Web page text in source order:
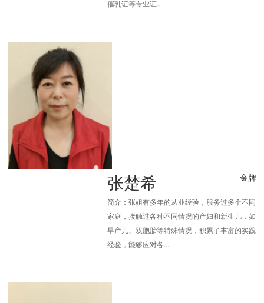
催乳证等专业证...
张楚希 金牌
简介：张姐有多年的从业经验，服务过多个不同
家庭，接触过各种不同情况的产妇和新生儿，如
早产儿、双胞胎等特殊情况，积累了丰富的实践
经验，能够应对各...